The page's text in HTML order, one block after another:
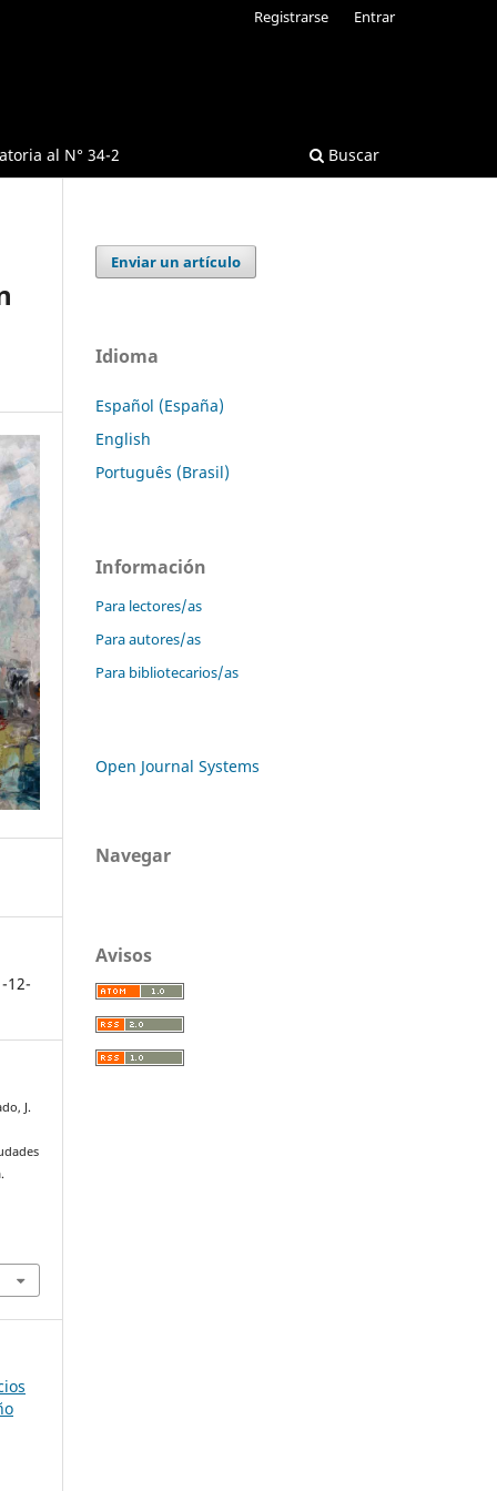
al N° 34-2 Buscar
Registrarse Entrar
12-
J.
Enviar un artículo
Idioma
Español (España)
English
Português (Brasil)
Información
Para lectores/as
Para autores/as
Para bibliotecarios/as
Open Journal Systems
Navegar
Avisos